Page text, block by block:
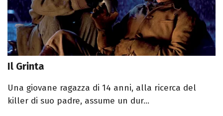
Il Grinta
Una giovane ragazza di 14 anni, alla ricerca del
killer di suo padre, assume un dur...